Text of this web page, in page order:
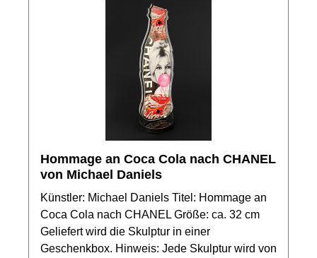
Hommage an Coca Cola nach CHANEL
von Michael Daniels
Künstler: Michael Daniels Titel: Hommage an
Coca Cola nach CHANEL Größe: ca. 32 cm
Geliefert wird die Skulptur in einer
Geschenkbox. Hinweis: Jede Skulptur wird von